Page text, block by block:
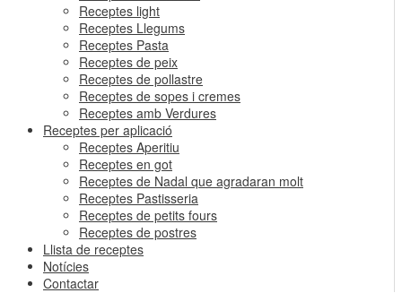
Receptes light
Receptes Llegums
Receptes Pasta
Receptes de peix
Receptes de pollastre
Receptes de sopes i cremes
Receptes amb Verdures
Receptes per aplicació
Receptes Aperitiu
Receptes en got
Receptes de Nadal que agradaran molt
Receptes Pastisseria
Receptes de petits fours
Receptes de postres
Llista de receptes
Notícies
Contactar